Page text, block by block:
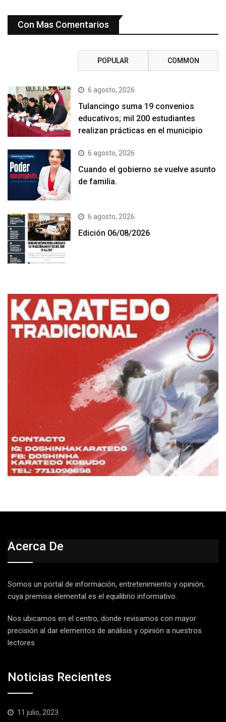
Con Mas Comentarios
POPULAR COMMON
6 agosto, 2026
Tulancingo suma 19 convenios
educativos; mil 200 estudiantes
realizan prácticas en el municipio
6 agosto, 2026
Cuando el gobierno se vuelve asunto
de familia.
6 agosto, 2026
Edición 06/08/2026
Acerca De
Somos un portal de información, entretenimiento y opinión,
cuya premisa elemental es el equilibrio informativo.
Nos ubicamos en el centro, donde revisamos con mayor
precisión al dar elementos de análisis y opinión a nuestros
lectores
Noticias Recientes
11 julio, 2023